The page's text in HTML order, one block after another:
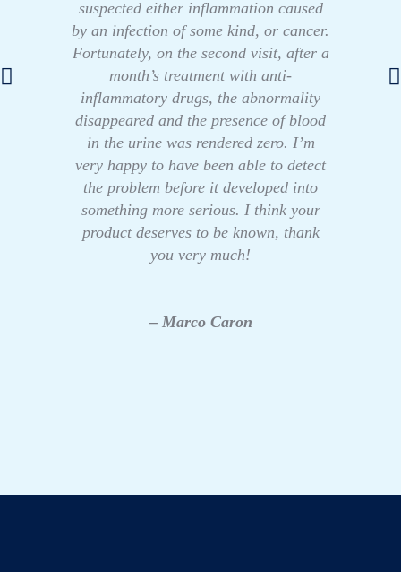
suspected either inflammation caused
by an infection of some kind, or cancer.
Fortunately, on the second visit, after a
month’s treatment with anti-
inflammatory drugs, the abnormality
disappeared and the presence of blood
in the urine was rendered zero. I’m
very happy to have been able to detect
the problem before it developed into
something more serious. I think your
product deserves to be known, thank
you very much!
– Marco Caron